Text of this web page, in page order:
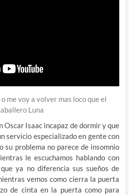
me voy a volver mas loco que el
Luna
Oscar Isaac incapaz de dormir y que
servicio especializado en gente con
su problema no parece de insomnio
le escuchamos hablando con
ya no diferencia sus sueños de
vemos como cierra la puerta
de cinta en la puerta como para